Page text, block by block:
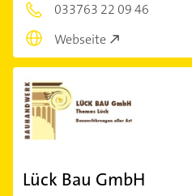
033763 22 09 46
Webseite
Lück Bau GmbH